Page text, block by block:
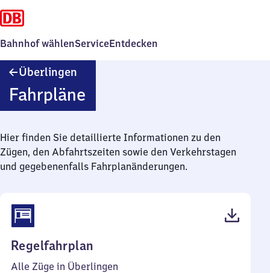
Bahnhof wählenServiceEntdecken
Überlingen
Fahrpläne
Hier finden Sie detaillierte Informationen zu den
Zügen, den Abfahrtszeiten sowie den Verkehrstagen
und gegebenenfalls Fahrplanänderungen.
Regelfahrplan
47
Alle Züge in Überlingen